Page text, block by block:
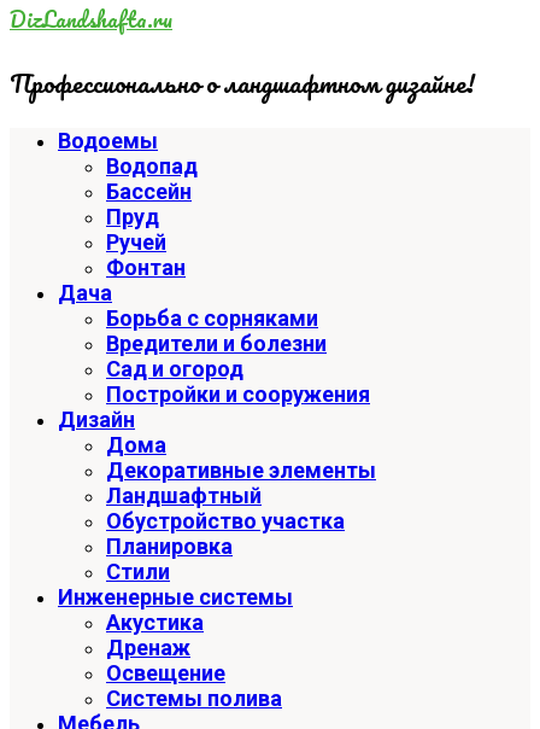
DizLandshafta.ru
Профессионально о ландшафтном дизайне!
Водоемы
Водопад
Бассейн
Пруд
Ручей
Фонтан
Дача
Борьба с сорняками
Вредители и болезни
Сад и огород
Постройки и сооружения
Дизайн
Дома
Декоративные элементы
Ландшафтный
Обустройство участка
Планировка
Стили
Инженерные системы
Акустика
Дренаж
Освещение
Системы полива
Мебель